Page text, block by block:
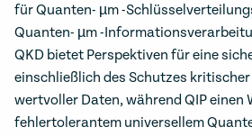
für Quanten- µm -
Quanten- µm -
QKD bietet Perspektiven für eine
einschließlich des Schutzes
wertvoller Daten, während QIP einen
fehlertolerantem universellem